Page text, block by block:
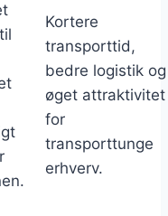
Kortere
transporttid,
bedre logistik og
øget attraktivitet
for
transporttunge
erhverv.